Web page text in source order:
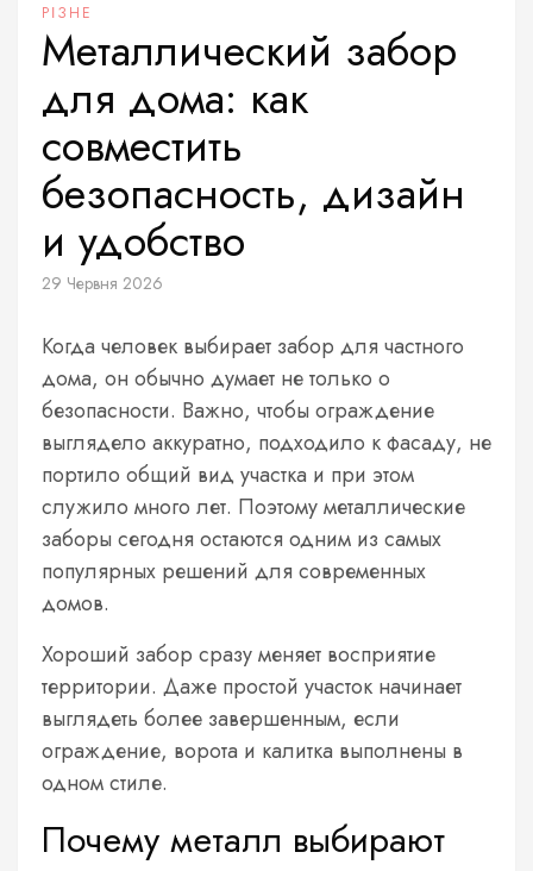
РІЗНЕ
Металлический забор
для дома: как
совместить
безопасность, дизайн
и удобство
29 Червня 2026
Когда человек выбирает забор для частного
дома, он обычно думает не только о
безопасности. Важно, чтобы ограждение
выглядело аккуратно, подходило к фасаду, не
портило общий вид участка и при этом
служило много лет. Поэтому металлические
заборы сегодня остаются одним из самых
популярных решений для современных
домов.
Хороший забор сразу меняет восприятие
территории. Даже простой участок начинает
выглядеть более завершенным, если
ограждение, ворота и калитка выполнены в
одном стиле.
Почему металл выбирают